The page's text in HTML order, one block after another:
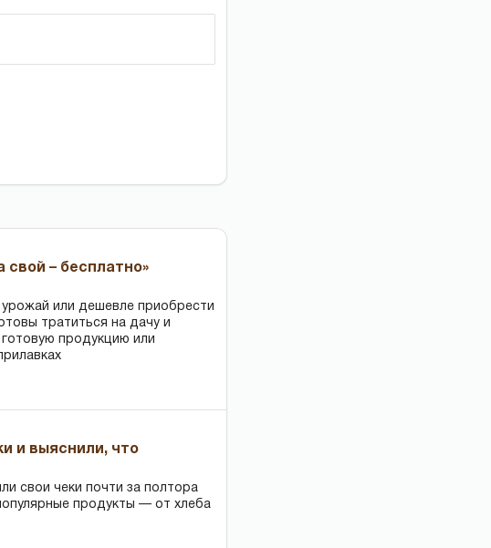
свой – бесплатно»
или дешевле приобрести
тратиться на дачу и
продукцию или
и выяснили, что
свои чеки почти за полтора
продукты — от хлеба